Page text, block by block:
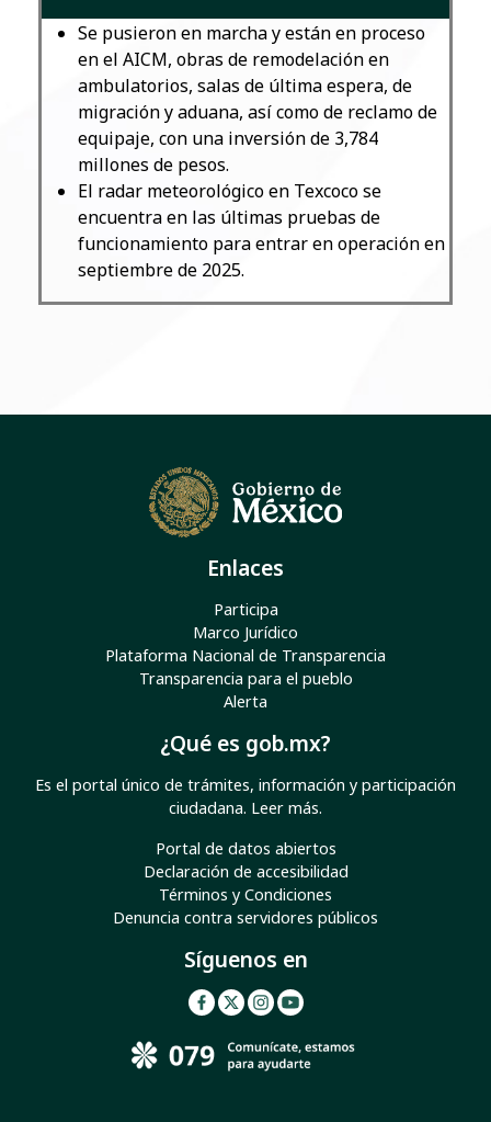
Se pusieron en marcha y están en proceso
en el AICM, obras de remodelación en
ambulatorios, salas de última espera, de
migración y aduana, así como de reclamo de
equipaje, con una inversión de 3,784
millones de pesos.
El radar meteorológico en Texcoco se
encuentra en las últimas pruebas de
funcionamiento para entrar en operación en
septiembre de 2025.
Enlaces
Participa
Marco Jurídico
Plataforma Nacional de Transparencia
Transparencia para el pueblo
Alerta
¿Qué es gob.mx?
Es el portal único de trámites, información y participación
ciudadana. Leer más.
Portal de datos abiertos
Declaración de accesibilidad
Términos y Condiciones
Denuncia contra servidores públicos
Síguenos en